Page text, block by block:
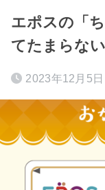
エポスの「
てたまらな
2023年12月5日